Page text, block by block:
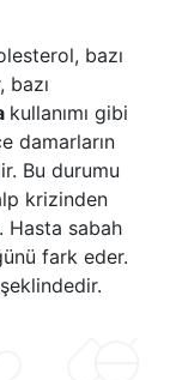
bazı
kullanımı gibi
damarların
Bu durumu
krizinden
Hasta sabah
fark eder.
şeklindedir.